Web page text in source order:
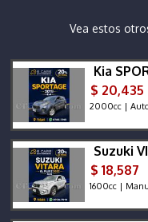
Vea estos
Kia
$ 20,435
2000cc |
Suzuki
$ 18,587
1600cc |